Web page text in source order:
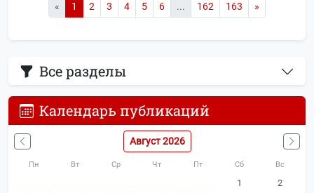
« 1 2 3 4 5 6 ... 162 163 »
Все разделы
Календарь публикаций
Август 2026
Пн Вт Ср Чт Пт Сб Вс
1
2